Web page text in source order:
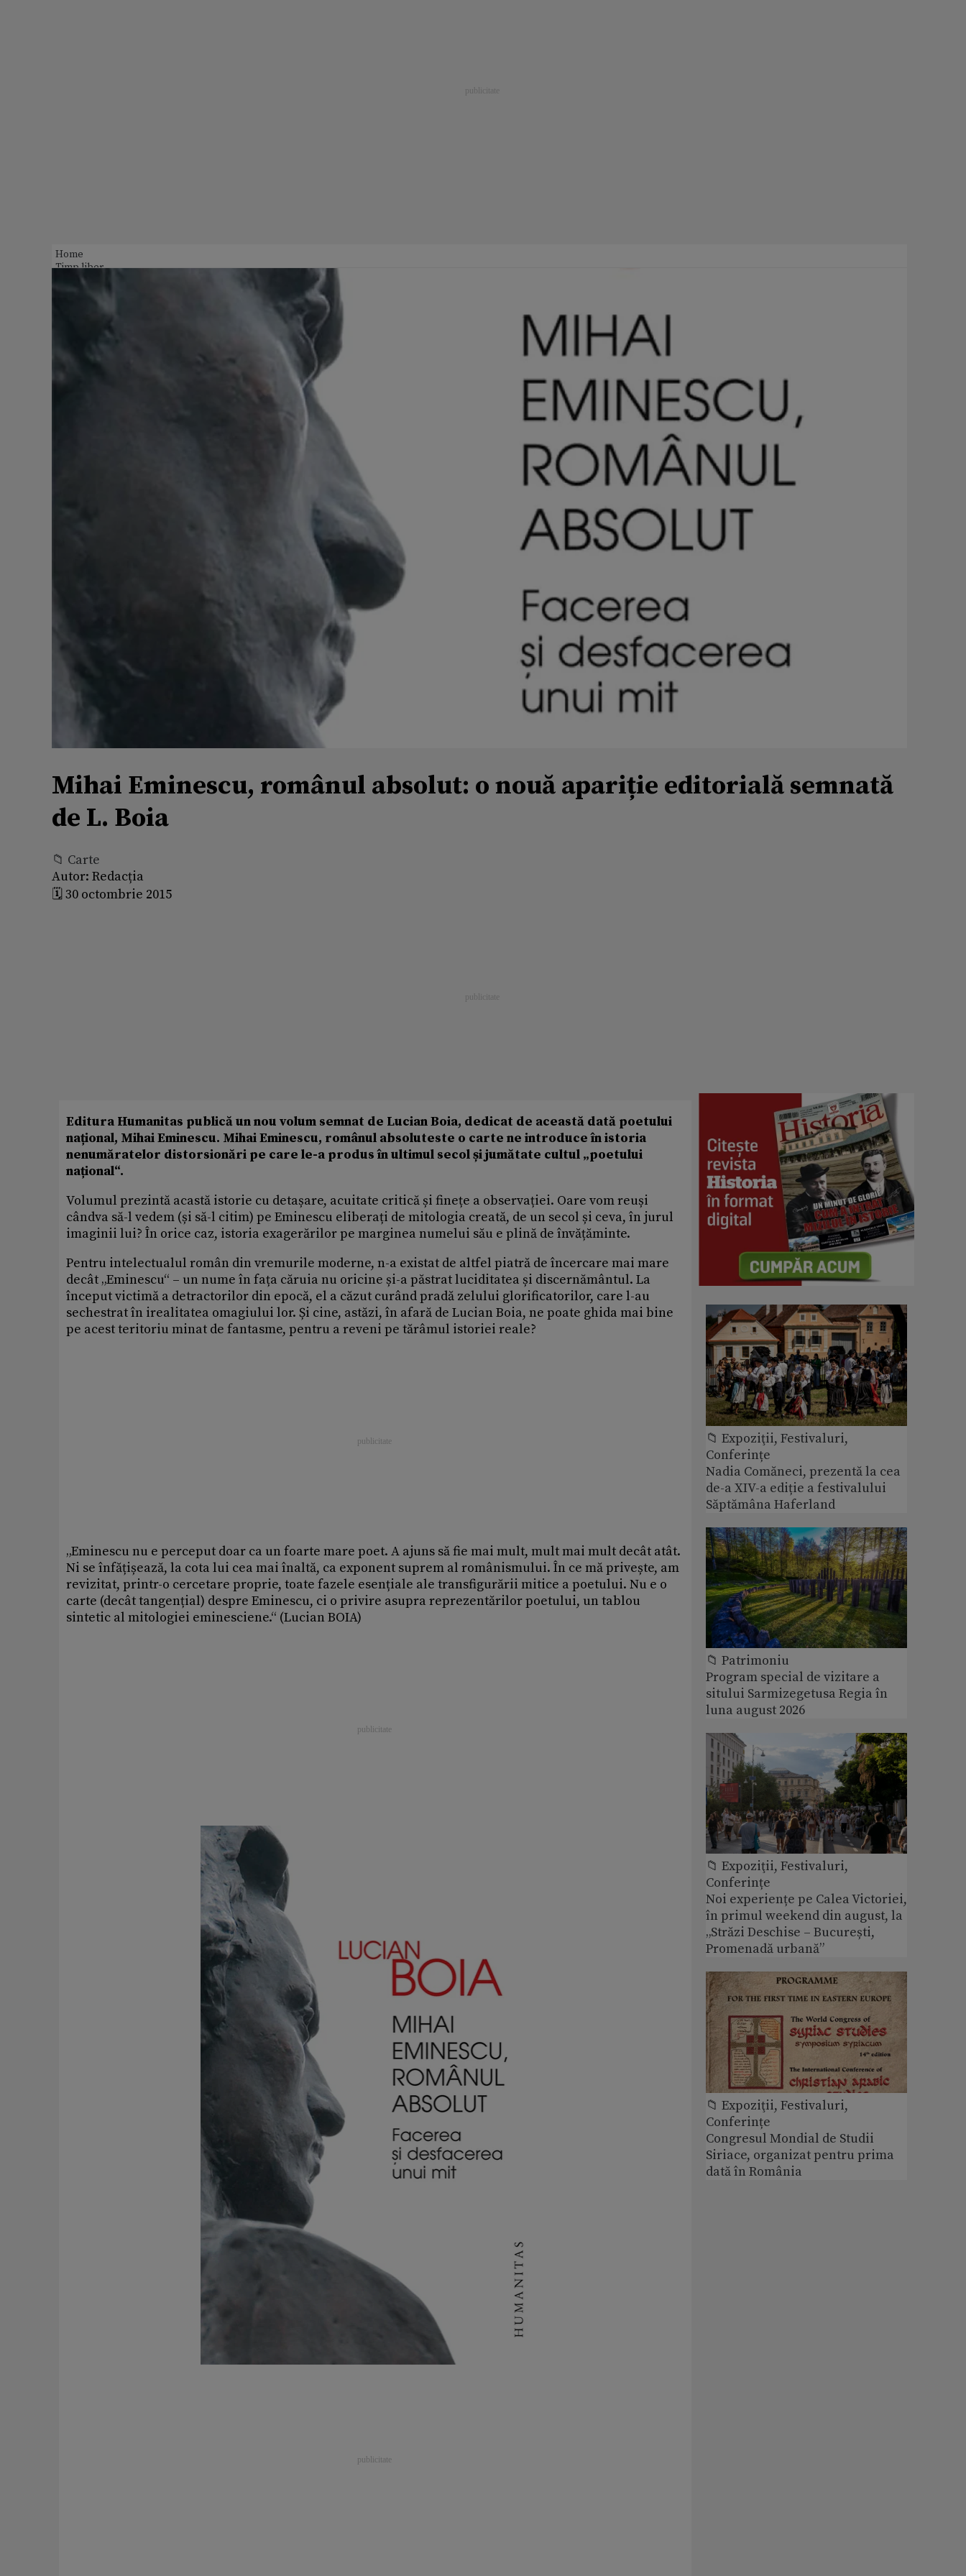
Home
Timp liber
Mihai Eminescu, românul absolut: o nouă apariție editorială semnată
de L. Boia
📁 Carte
Autor: Redacția
🗓️ 30 octombrie 2015
Editura Humanitas publică un nou volum semnat de Lucian Boia, dedicat de această dată poetului
național, Mihai Eminescu. Mihai Eminescu, românul absoluteste o carte ne introduce în istoria
nenumăratelor distorsionări pe care le-a produs în ultimul secol și jumătate cultul „poetului
național“.
Volumul prezintă acastă istorie cu detașare, acuitate critică și finețe a observației. Oare vom reuși
cândva să-l vedem (și să-l citim) pe Eminescu eliberați de mitologia creată, de un secol și ceva, în jurul
imaginii lui? În orice caz, istoria exagerărilor pe marginea numelui său e plină de învățăminte.
Pentru intelectualul român din vremurile moderne, n-a existat de altfel piatră de încercare mai mare
decât „Eminescu“ – un nume în fața căruia nu oricine și-a păstrat luciditatea și discernământul. La
început victimă a detractorilor din epocă, el a căzut curând pradă zelului glorificatorilor, care l-au
sechestrat în irealitatea omagiului lor. Și cine, astăzi, în afară de Lucian Boia, ne poate ghida mai bine
pe acest teritoriu minat de fantasme, pentru a reveni pe tărâmul istoriei reale?
„Eminescu nu e perceput doar ca un foarte mare poet. A ajuns să fie mai mult, mult mai mult decât atât.
Ni se înfățișează, la cota lui cea mai înaltă, ca exponent suprem al românismului. În ce mă privește, am
revizitat, printr-o cercetare proprie, toate fazele esențiale ale transfigurării mitice a poetului. Nu e o
carte (decât tangențial) despre Eminescu, ci o privire asupra reprezentărilor poetului, un tablou
sintetic al mitologiei eminesciene.“ (Lucian BOIA)
📁 Expoziţii, Festivaluri,
Conferințe
Nadia Comăneci, prezentă la cea
de-a XIV-a ediție a festivalului
Săptămâna Haferland
📁 Patrimoniu
Program special de vizitare a
sitului Sarmizegetusa Regia în
luna august 2026
📁 Expoziţii, Festivaluri,
Conferințe
Noi experiențe pe Calea Victoriei,
în primul weekend din august, la
„Străzi Deschise – București,
Promenadă urbană”
📁 Expoziţii, Festivaluri,
Conferințe
Congresul Mondial de Studii
Siriace, organizat pentru prima
dată în România